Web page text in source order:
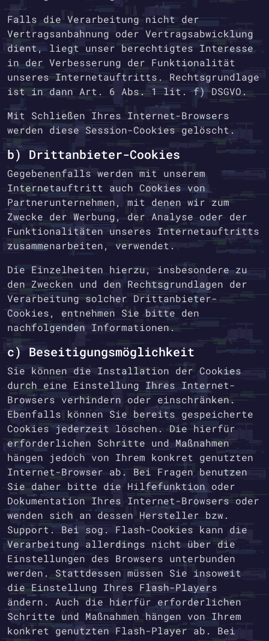
Falls die Verarbeitung nicht der
Vertragsanbahnung oder Vertragsabwicklung
dient, liegt unser berechtigtes Interesse
in der Verbesserung der Funktionalität
unseres Internetauftritts. Rechtsgrundlage
ist in dann Art. 6 Abs. 1 lit. f) DSGVO.
Mit Schließen Ihres Internet-Browsers
werden diese Session-Cookies gelöscht.
b) Drittanbieter-Cookies
Gegebenenfalls werden mit unserem
Internetauftritt auch Cookies von
Partnerunternehmen, mit denen wir zum
Zwecke der Werbung, der Analyse oder der
Funktionalitäten unseres Internetauftritts
zusammenarbeiten, verwendet.
Die Einzelheiten hierzu, insbesondere zu
den Zwecken und den Rechtsgrundlagen der
Verarbeitung solcher Drittanbieter-
Cookies, entnehmen Sie bitte den
nachfolgenden Informationen.
c) Beseitigungsmöglichkeit
Sie können die Installation der Cookies
durch eine Einstellung Ihres Internet-
Browsers verhindern oder einschränken.
Ebenfalls können Sie bereits gespeicherte
Cookies jederzeit löschen. Die hierfür
erforderlichen Schritte und Maßnahmen
hängen jedoch von Ihrem konkret genutzten
Internet-Browser ab. Bei Fragen benutzen
Sie daher bitte die Hilfefunktion oder
Dokumentation Ihres Internet-Browsers oder
wenden sich an dessen Hersteller bzw.
Support. Bei sog. Flash-Cookies kann die
Verarbeitung allerdings nicht über die
Einstellungen des Browsers unterbunden
werden. Stattdessen müssen Sie insoweit
die Einstellung Ihres Flash-Players
ändern. Auch die hierfür erforderlichen
Schritte und Maßnahmen hängen von Ihrem
konkret genutzten Flash-Player ab. Bei